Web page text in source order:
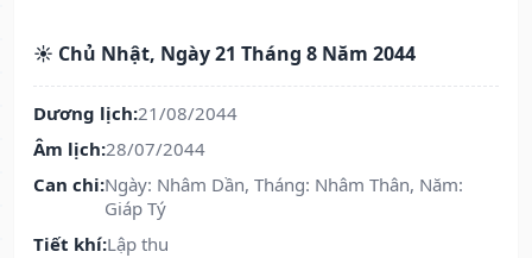
☀️ Chủ Nhật, Ngày 21 Tháng 8 Năm 2044
Dương lịch:21/08/2044
Âm lịch:28/07/2044
Can chi:Ngày: Nhâm Dần, Tháng: Nhâm Thân, Năm:
Giáp Tý
Tiết khí:Lập thu